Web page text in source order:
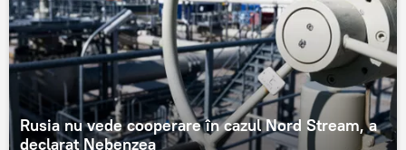
Rusia nu vede cooperare în cazul Nord Stream, a
declarat Nebenzea